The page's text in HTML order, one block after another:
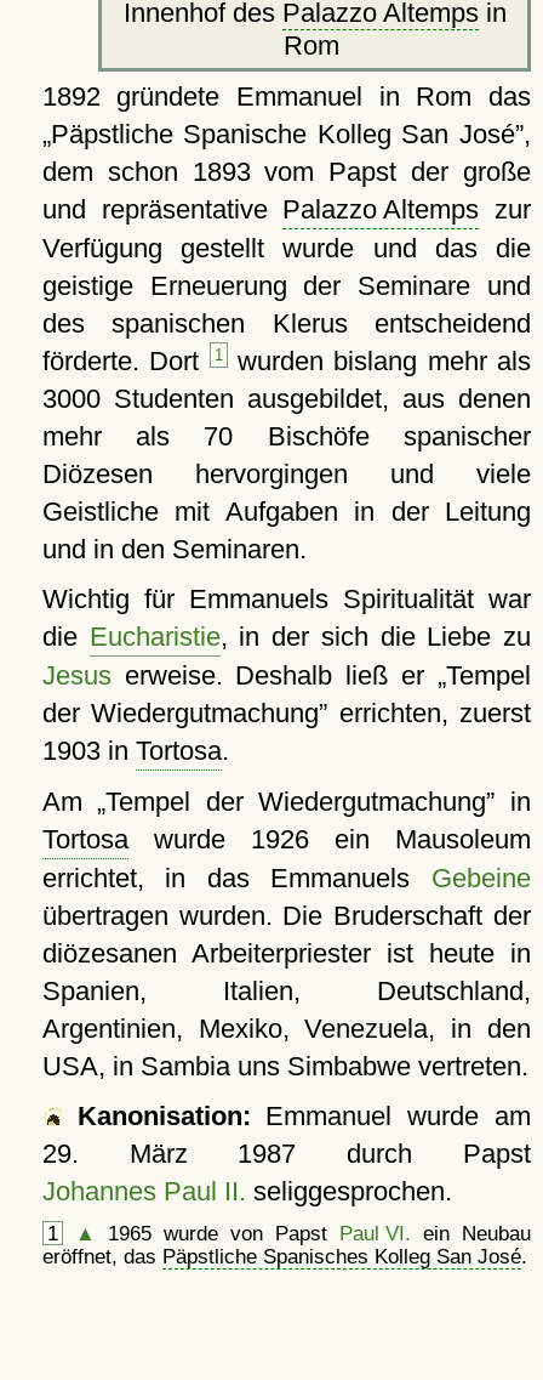
Innenhof des Palazzo Altempsin
Rom
1892 gründete Emmanuel in Rom das
Päpstliche Spanische Kolleg San José ,
dem schon 1893 vom Papst der große
und repräsentative Palazzo Altemps zur
Verfügung gestellt wurde und das die
geistige Erneuerung der Seminare und
des spanischen Klerus entscheidend
förderte. Dort
1 wurden bislang mehr als
3000 Studenten ausgebildet, aus denen
mehr als 70 Bischöfe spanischer
Diözesen hervorgingen und viele
Geistliche mit Aufgaben in der Leitung
und in den Seminaren.
Wichtig für Emmanuels Spiritualität war
die Eucharistie, in der sich die Liebe zu
Jesuserweise. Deshalb ließ er
Tempel
der Wiedergutmachung
errichten, zuerst
1903 in Tortosa.
Am Tempel der Wiedergutmachung
in
Tortosawurde 1926 ein Mausoleum
errichtet, in das Emmanuels Gebeine
übertragen wurden. Die Bruderschaft der
diözesanen Arbeiterpriester ist heute in
Spanien, Italien, Deutschland,
Argentinien, Mexiko, Venezuela, in den
USA, in Sambia uns Simbabwe vertreten.
Kanonisation: Emmanuel wurde am
29. März 1987 durch Papst
Johannes Paul II. seliggesprochen.
1 ▲ 1965 wurde von Papst Paul VI. ein Neubau
eröffnet, das Päpstliche Spanisches Kolleg San José.